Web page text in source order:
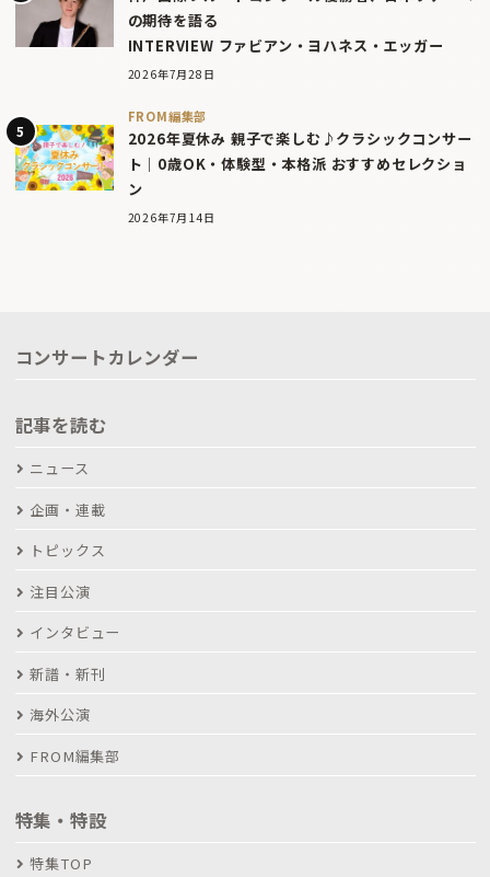
の期待を語る
INTERVIEW ファビアン・ヨハネス・エッガー
2026年7月28日
FROM編集部
2026年夏休み 親子で楽しむ♪クラシックコンサー
ト｜0歳OK・体験型・本格派 おすすめセレクショ
ン
2026年7月14日
コンサートカレンダー
記事を読む
ニュース
企画・連載
トピックス
注目公演
インタビュー
新譜・新刊
海外公演
FROM編集部
特集・特設
特集TOP